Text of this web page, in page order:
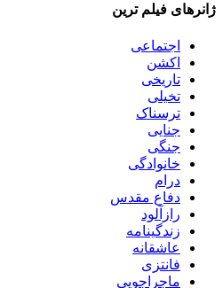
ژانرهای فیلم ترین
اجتماعی
اکشن
تاریخی
تخیلی
ترسناک
جنایی
جنگی
خانوادگی
درام
دفاع مقدس
رازآلود
زندگینامه
عاشقانه
فانتزی
ماجراجویی